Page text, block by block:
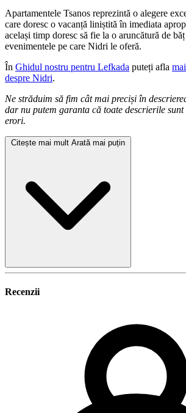
Apartamentele Tsanos reprezintă o alegere
care doresc o vacanță liniștită în imediata
același timp doresc să fie la o aruncătură de
evenimentele pe care Nidri le oferă.
În Ghidul nostru pentru Lefkada puteți afla
despre Nidri.
Ne străduim să fim cât mai preciși în
dar nu putem garanta că toate descrierile
erori.
Citește mai mult Arată mai puțin
Recenzii